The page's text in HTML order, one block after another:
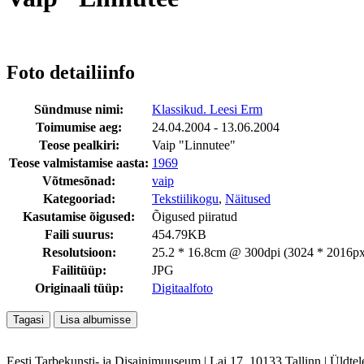
Foto detailiinfo
Sündmuse nimi:
Klassikud. Leesi Erm
Toimumise aeg:
24.04.2004 - 13.06.2004
Teose pealkiri:
Vaip "Linnutee"
Teose valmistamise aasta: 1969
Võtmesõnad:
vaip
Kategooriad:
Tekstiilikogu, Näitused
Kasutamise õigused:
Õigused piiratud
Faili suurus:
454.79KB
Resolutsioon:
25.2 * 16.8cm @ 300dpi (3024 *
Failitüüp:
JPG
Originaali tüüp:
Digitaalfoto
Eesti Tarbekunsti- ja Disainimuuseum | Lai 17, 10133 Tallinn |